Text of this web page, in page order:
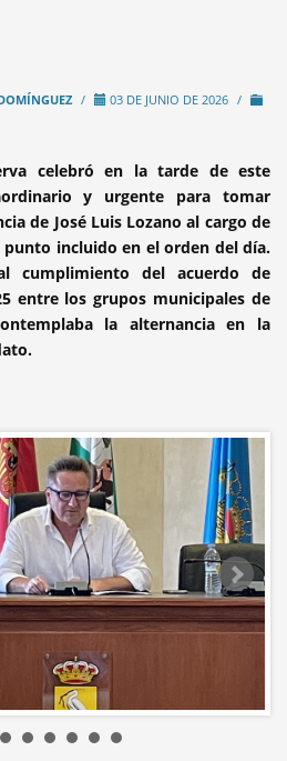
/ 03 DE JUNIO DE 2026 /
celebró en la tarde de este
y urgente para tomar
de José Luis Lozano al cargo de
incluido en el orden del día.
cumplimiento del acuerdo de
entre los grupos municipales de
la alternancia en la